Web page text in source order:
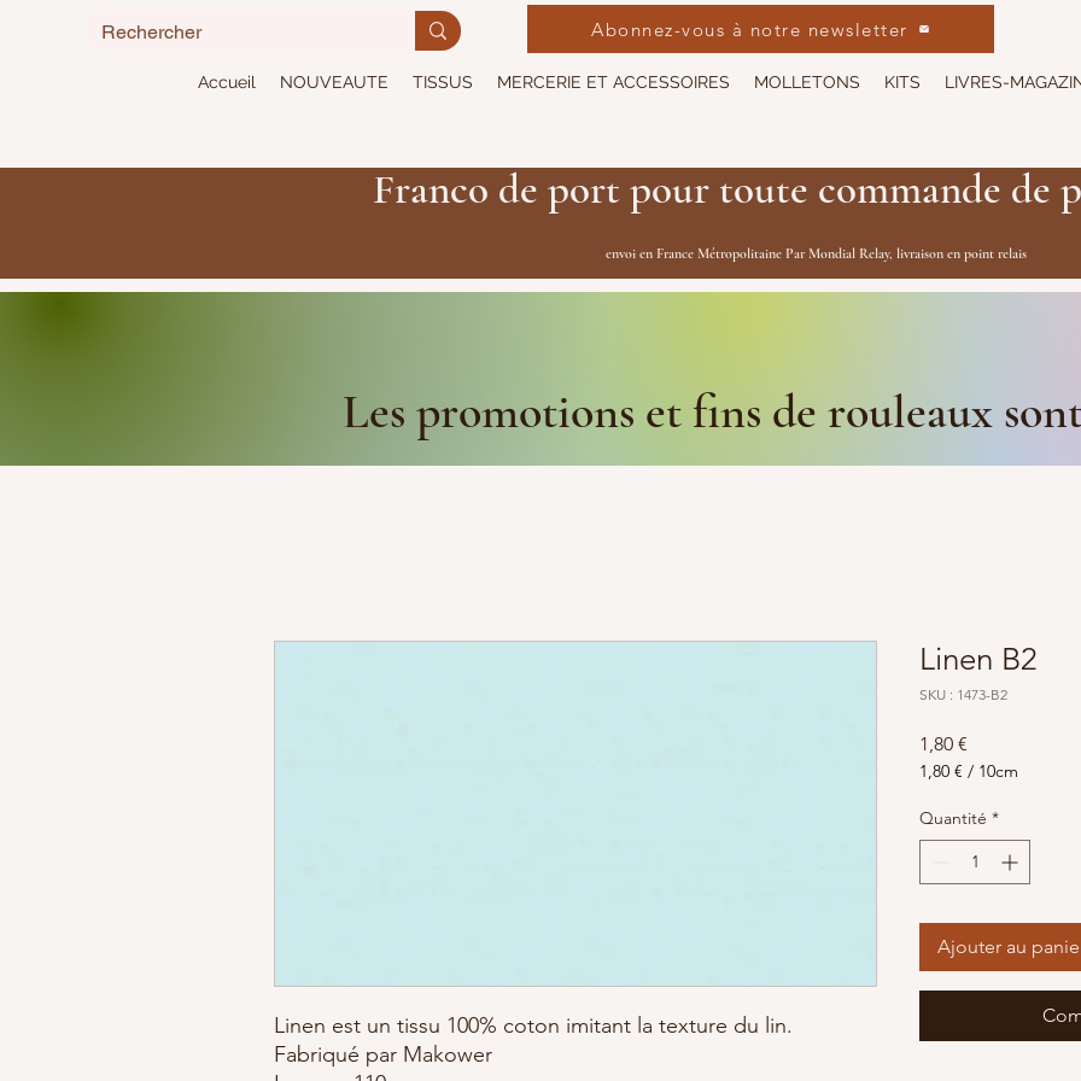
Accueil NOUVEAUTE TISSUS MERCERIE ET ACCESSOIRES MOLLETONS KITS LIVRES-
Abonnez-vous à notre newsletter
Franco de port pour toute commande de
envoi en France Métropolitaine Par Mondial Relay, livraison en point relais
Les promotions et fins de rouleaux
Linen est un tissu 100% coton imitant la texture du lin.
Fabriqué par Makower
Linen B2
SKU : 1473-B2
1,80 €
1,80 € / 10cm
pour
10
Centimètres
Quantité *
Ajouter au